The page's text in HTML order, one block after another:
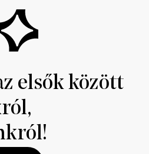
elsők között